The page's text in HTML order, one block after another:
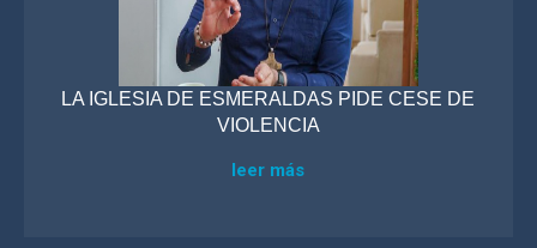
LA IGLESIA DE ESMERALDAS PIDE CESE DE
VIOLENCIA
leer más